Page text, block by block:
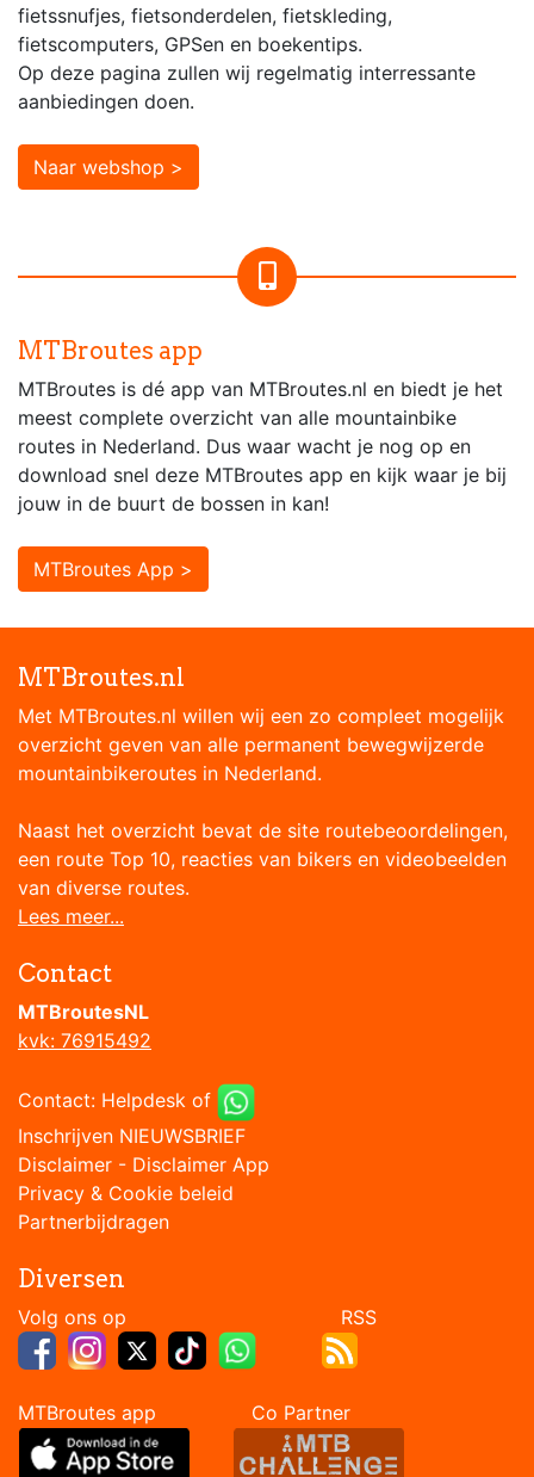
fietssnufjes, fietsonderdelen, fietskleding,
fietscomputers, GPSen en boekentips.
Op deze pagina zullen wij regelmatig interressante
aanbiedingen doen.
Naar webshop >
MTBroutes app
MTBroutes is dé app van MTBroutes.nl en biedt je het
meest complete overzicht van alle mountainbike
routes in Nederland. Dus waar wacht je nog op en
download snel deze MTBroutes app en kijk waar je bij
jouw in de buurt de bossen in kan!
MTBroutes App >
MTBroutes.nl
Met MTBroutes.nl willen wij een zo compleet mogelijk
overzicht geven van alle permanent bewegwijzerde
mountainbikeroutes in Nederland.
Naast het overzicht bevat de site routebeoordelingen,
een route Top 10, reacties van bikers en videobeelden
van diverse routes.
Lees meer...
Contact
MTBroutesNL
kvk: 76915492
Contact: Helpdesk of
Inschrijven NIEUWSBRIEF
Disclaimer - Disclaimer App
Privacy & Cookie beleid
Partnerbijdragen
Diversen
Volg ons op RSS
MTBroutes app Co Partner